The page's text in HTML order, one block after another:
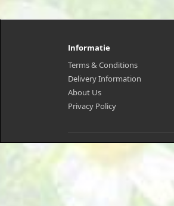
Informatie
Terms & Conditions
Delivery Information
About Us
Privacy Policy